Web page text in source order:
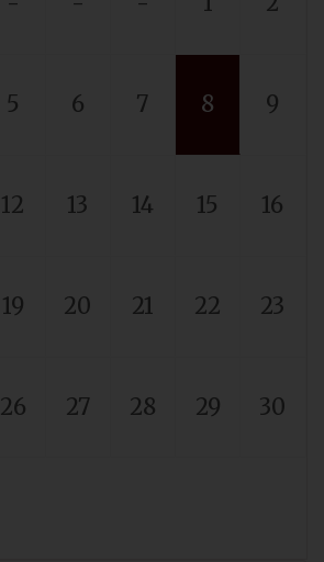
5 6 7 8 9
12 13 14 15 16
19 20 21 22 23
26 27 28 29 30